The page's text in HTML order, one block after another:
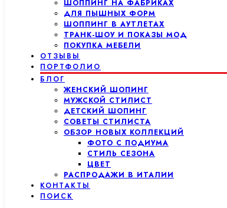
ШОППИНГ НА ФАБРИКАХ
ДЛЯ ПЫШНЫХ ФОРМ
ШОППИНГ В АУТЛЕТАХ
ТРАНК-ШОУ И ПОКАЗЫ МОД
ПОКУПКА МЕБЕЛИ
ОТЗЫВЫ
ПОРТФОЛИО
БЛОГ
ЖЕНСКИЙ ШОПИНГ
МУЖСКОЙ СТИЛИСТ
ДЕТСКИЙ ШОПИНГ
СОВЕТЫ СТИЛИСТА
ОБЗОР НОВЫХ КОЛЛЕКЦИЙ
ФОТО С ПОДИУМА
СТИЛЬ СЕЗОНА
ЦВЕТ
РАСПРОДАЖИ В ИТАЛИИ
КОНТАКТЫ
ПОИСК